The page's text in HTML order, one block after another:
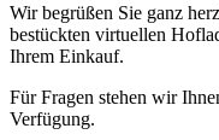
Wir begrüßen Sie ganz
bestückten virtuellen
Ihrem Einkauf.
Für Fragen stehen wir
Verfügung.